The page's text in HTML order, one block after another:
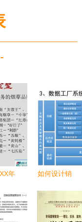
年
品牌
销策
如何设计销
运营CRM
与社交化